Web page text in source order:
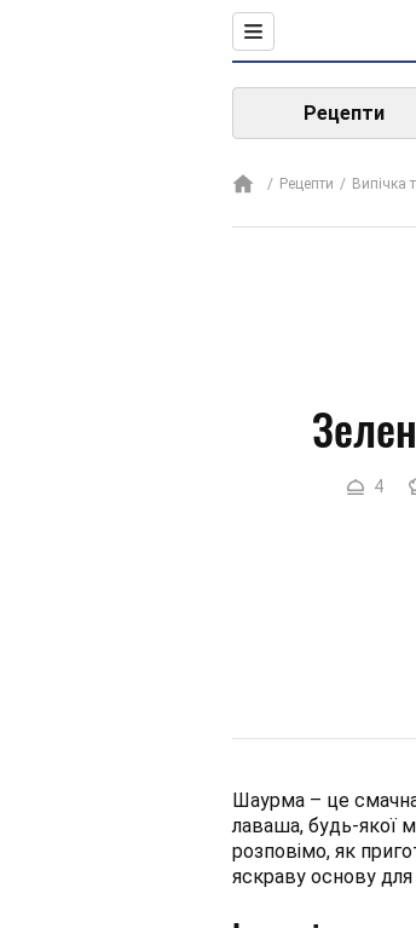
Рецепти
Рецепти Випічка
4
Шаурма – це
лаваша, будь-якої
розповімо, як
яскраву основу